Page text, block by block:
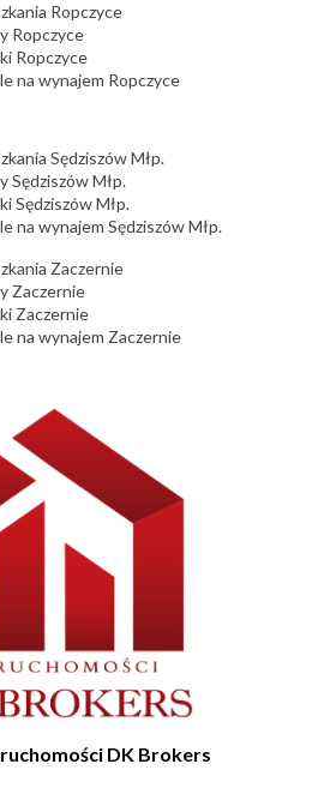
DK Brokers
Ropczyce
Ropczyce
Ropczyce
na wynajem Ropczyce
Sędziszów Młp.
Sędziszów Młp.
Sędziszów Młp.
na wynajem Sędziszów Młp.
Zaczernie
Zaczernie
Zaczernie
na wynajem Zaczernie